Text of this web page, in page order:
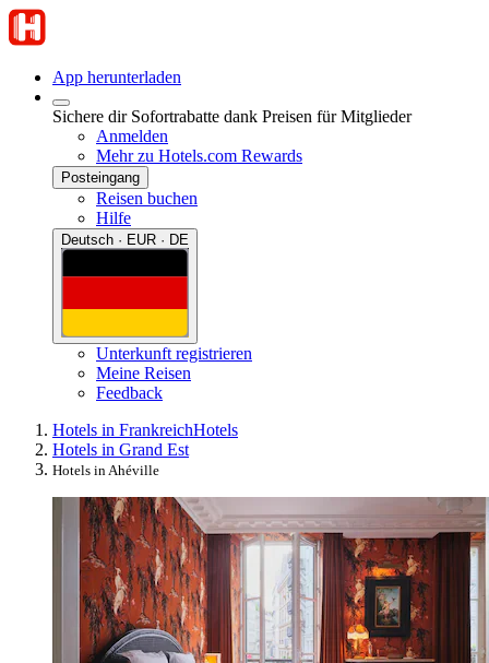
App herunterladen
Sichere dir Sofortrabatte dank Preisen für Mitglieder
Anmelden
Mehr zu Hotels.com Rewards
Posteingang
Reisen buchen
Hilfe
Deutsch · EUR · DE
Unterkunft registrieren
Meine Reisen
Feedback
Hotels in FrankreichHotels
Hotels in Grand Est
Hotels in Ahéville